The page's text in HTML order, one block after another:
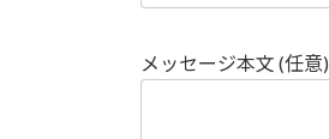
メッセージ本文 (任意)